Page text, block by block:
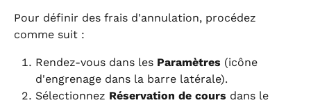
Pour définir des frais d'annulation, procédez
comme suit :
Rendez-vous dans les Paramètres (icône
d'engrenage dans la barre latérale).
Sélectionnez Réservation de cours dans le